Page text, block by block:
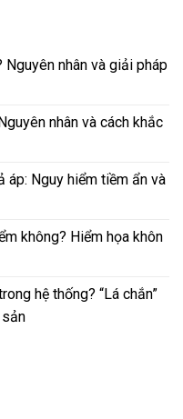
nhân và giải pháp
nhân và cách khắc
áp: Nguy hiểm tiềm ẩn và
không? Hiểm họa khôn
hệ thống? “Lá chắn”